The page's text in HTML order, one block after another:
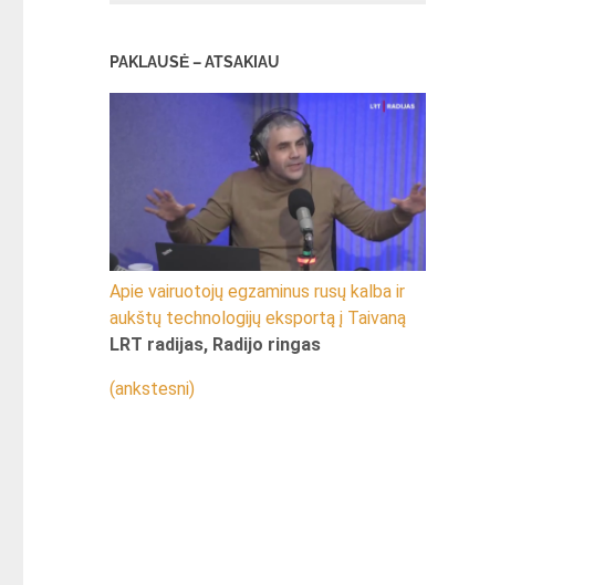
PAKLAUSĖ – ATSAKIAU
Apie vairuotojų egzaminus rusų kalba ir
aukštų technologijų eksportą į Taivaną
LRT radijas, Radijo ringas
(ankstesni)